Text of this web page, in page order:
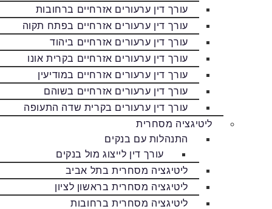
עורך דין ערעורים אזרחיים ברחובות
עורך דין ערעורים אזרחיים בפתח תקוה
עורך דין ערעורים אזרחיים ביהוד
עורך דין ערעורים אזרחיים בקרית אונו
עורך דין ערעורים אזרחיים במודיעין
עורך דין ערעורים אזרחיים בשוהם
עורך דין ערעורים בקרית שדה התעופה
ליטיגציה מסחרית
התנהלות עם בנקים
עורך דין לייצוג מול בנקים
ליטיגציה מסחרית בתל אביב
ליטיגציה מסחרית בראשון לציון
ליטיגציה מסחרית ברחובות